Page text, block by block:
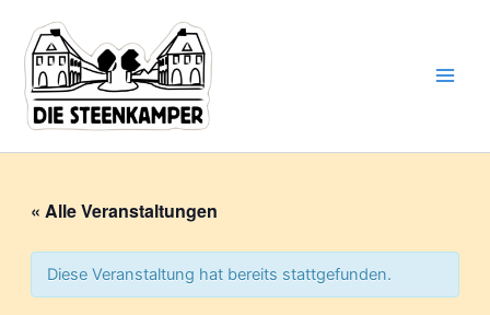
Inhalt
springen
« Alle Veranstaltungen
Diese Veranstaltung hat bereits stattgefunden.
deine
Mail-
Adresse
ein ...